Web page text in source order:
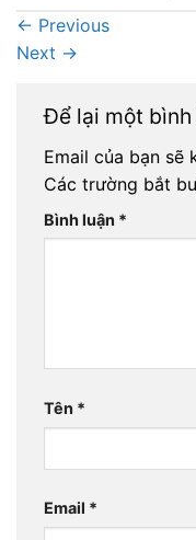
← Previous
Next →
Để lại một bình
Email của bạn sẽ
Các trường bắt
Bình luận *
Tên *
Email *